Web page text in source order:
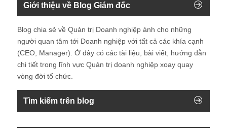
Giới thiệu về Blog Giám đốc
Blog chia sẻ về Quản trị Doanh nghiệp ành cho những
người quan tâm tới Doanh nghiệp với tất cả các khía cạnh
(CEO, Manager). Ở đây có các tài liệu, bài viết, hướng dẫn
chi tiết trong lĩnh vực Quản trị doanh nghiệp xoay quay
vòng đời tổ chức.
Tìm kiếm trên blog